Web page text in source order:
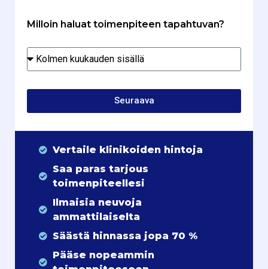
Milloin haluat toimenpiteen tapahtuvan?
Seuraava
Vertaile klinikoiden hintoja
Saa paras tarjous
toimenpiteellesi
Ilmaisia neuvoja
ammattilaiselta
Säästä hinnassa jopa 70 %
Pääse nopeammin